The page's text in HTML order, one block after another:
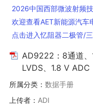
2026中国西部微波射频
欢迎查看AET新能源汽车
点击进入忆阻器二极管/
AD9222：8通道
LVDS、1.8 V ADC
所属分类：数据手册
上传者： ADI